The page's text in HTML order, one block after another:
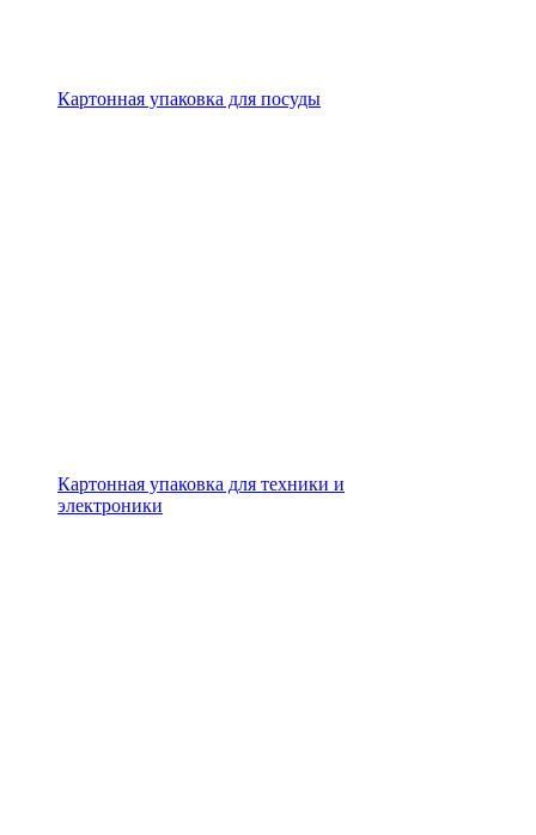
Картонная упаковка для посуды
Картонная упаковка для техники и
электроники